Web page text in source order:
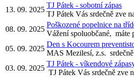
13. 09. 2025
TJ Pátek - sobotní zápas
TJ Pátek Vás srdečně zve
08. 09. 2025
Poškozené popelnice na
Vážení spoluobčané, máte
05. 09. 2025
Den s Kocourem
MAS Mezilesí, z.s.
03. 09. 2025
TJ Pátek - víkendové
TJ Pátek Vás srdečně zve